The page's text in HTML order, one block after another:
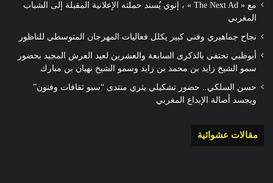
مع « The Next Ad » ، إنوي يُسند حملته الإعلانية المقبلة إلى الشباب
المغربي
نجاح جماهيري وفني كبير يكلل فعاليات المهرجان المتوسطي للناظور
أبوظبي تحتفي بالذكرى السابعة والعشرين لعيد العرش المجيد بحضور
سمو الشيخ زايد بن محمد بن زايد وسمو الشيخ نهيان بن مبارك
حسن السلكي.. حضور تشكيلي يثري منتدى “سبو ثقافات وفنون”
ويجسد أصالة الإبداع المغربي
مقالات عشوائية